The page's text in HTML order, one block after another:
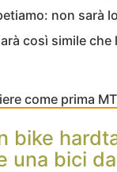
non sarà
così simile
come prima
bike
una bici